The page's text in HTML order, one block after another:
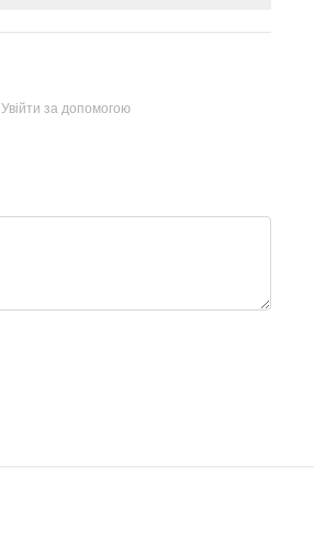
Увійти за допомогою